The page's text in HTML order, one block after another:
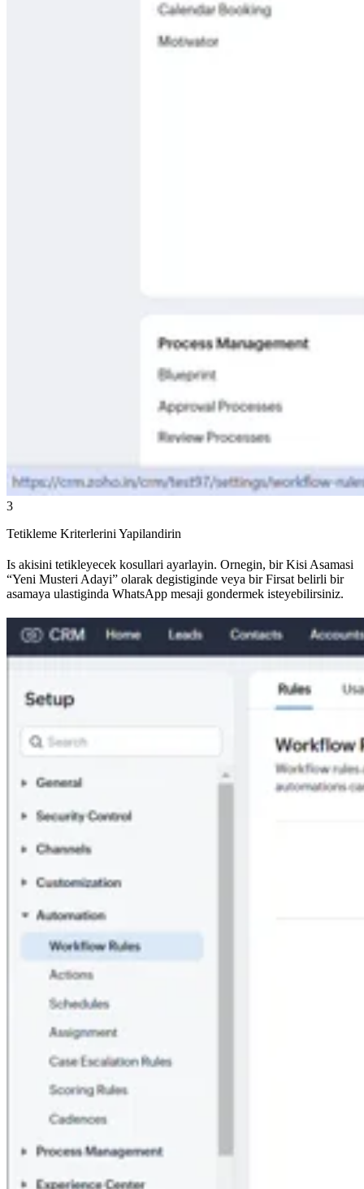
3
Tetikleme Kriterlerini Yapilandirin
Is akisini tetikleyecek kosullari ayarlayin. Ornegin, bir Kisi Asamasi
“Yeni Musteri Adayi” olarak degistiginde veya bir Firsat belirli bir
asamaya ulastiginda WhatsApp mesaji gondermek isteyebilirsiniz.